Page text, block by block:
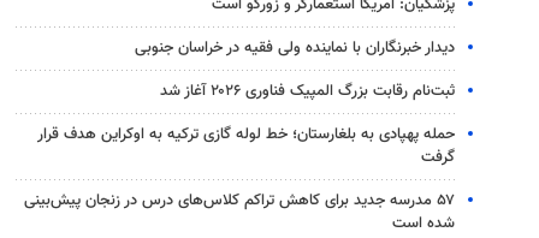
پزشکیان: آمریکا استعمارگر و زورگو است
دیدار خبرنگاران با نماینده ولی فقیه در خراسان جنوبی
ثبت‌نام رقابت بزرگ المپیک فناوری ۲۰۲۶ آغاز شد
حمله پهپادی به بلغارستان؛ خط لوله گازی ترکیه به اوکراین هدف قرار
گرفت
۵۷ مدرسه جدید برای کاهش تراکم کلاس‌های درس در زنجان پیش‌بینی
شده است